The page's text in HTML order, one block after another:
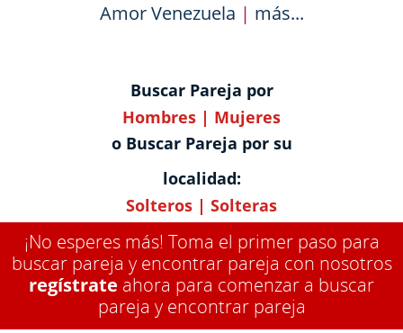
Amor Venezuela | más...
Buscar Pareja por
Hombres | Mujeres
o Buscar Pareja por su
localidad:
Solteros | Solteras
¡No esperes más! Toma el primer paso para
buscar pareja y encontrar pareja con nosotros
regístrate ahora para comenzar a buscar
pareja y encontrar pareja